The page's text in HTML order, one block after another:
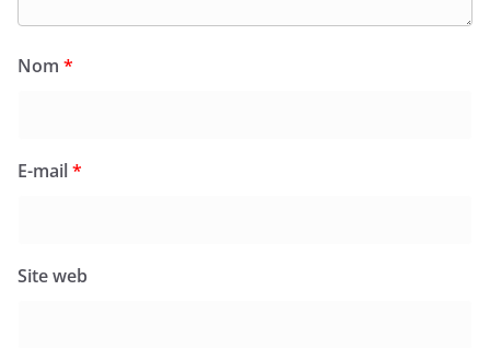
Nom *
E-mail*
Site web